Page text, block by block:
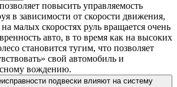
повысить управляемость
в зависимости от скорости движения,
малых скоростях руль вращается очень
авто, в то время как на высоких
становится тугим, что позволяет
свой автомобиль и
вождению.
подвески влияют на систему